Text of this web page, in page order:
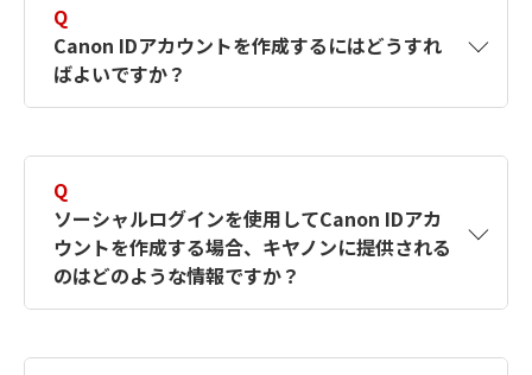
Q
Canon IDアカウントを作成するにはどうすれ
ばよいですか？
す。詳しい作成方法は【カメラ】Canon IDとは
何ですか？Canon IDの作成方法は？をご確認く
ださい。
Q
ソーシャルログインを使用してCanon IDアカ
ウントを作成する場合、キヤノンに提供される
のはどのような情報ですか？